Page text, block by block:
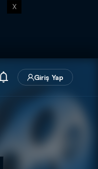
X
Giriş Yap